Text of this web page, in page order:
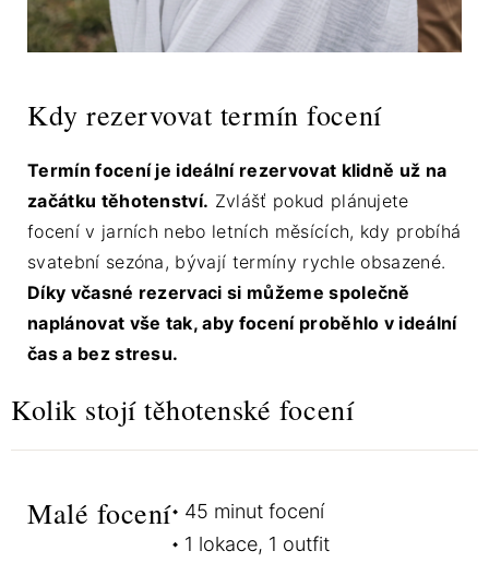
Kdy rezervovat termín focení
Termín focení je ideální rezervovat klidně už na
začátku těhotenství. Zvlášť pokud plánujete
focení v jarních nebo letních měsících, kdy probíhá
svatební sezóna, bývají termíny rychle obsazené.
Díky včasné rezervaci si můžeme společně
naplánovat vše tak, aby focení proběhlo v ideální
čas a bez stresu.
Kolik stojí těhotenské focení
Malé focení
45 minut focení
1 lokace, 1 outfit